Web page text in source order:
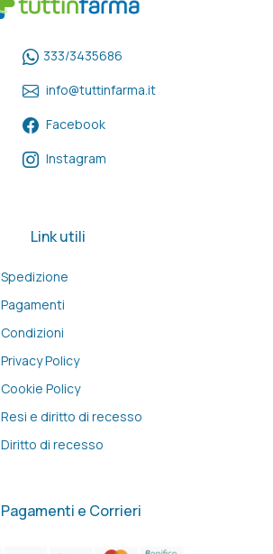
333/3435686
info@tuttinfarma.it
Facebook
Instagram
Link utili
Spedizione
Pagamenti
Condizioni
Privacy Policy
Cookie Policy
Resi e diritto di recesso
Diritto di recesso
Pagamenti e Corrieri